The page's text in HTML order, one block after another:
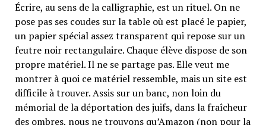
Écrire, au sens de la calligraphie, est un rituel. On ne
pose pas ses coudes sur la table où est placé le papier,
un papier spécial assez transparent qui repose sur un
feutre noir rectangulaire. Chaque élève dispose de son
propre matériel. Il ne se partage pas. Elle veut me
montrer à quoi ce matériel ressemble, mais un site est
difficile à trouver. Assis sur un banc, non loin du
mémorial de la déportation des juifs, dans la fraîcheur
des ombres, nous ne trouvons qu’Amazon (non pour la